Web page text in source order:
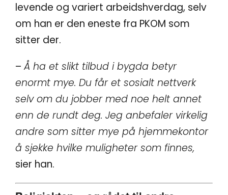
levende og variert arbeidshverdag, selv
om han er den eneste fra PKOM som
sitter der.
–Å ha et slikt tilbud i bygda betyr
enormt mye. Du får et sosialt nettverk
selv om du jobber med noe helt annet
enn de rundt deg. Jeg anbefaler virkelig
andre som sitter mye på hjemmekontor
å sjekke hvilke muligheter som finnes,
sier han.